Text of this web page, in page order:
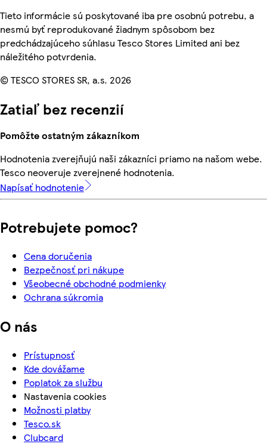
Tieto informácie sú poskytované iba pre osobnú potrebu, a
nesmú byť reprodukované žiadnym spôsobom bez
predchádzajúceho súhlasu Tesco Stores Limited ani bez
náležitého potvrdenia.
© TESCO STORES SR, a.s. 2026
Zatiaľ bez recenzií
Pomôžte ostatným zákazníkom
Hodnotenia zverejňujú naši zákazníci priamo na našom webe.
Tesco neoveruje zverejnené hodnotenia.
Napísať hodnotenie
Potrebujete pomoc?
Cena doručenia
Bezpečnosť pri nákupe
Všeobecné obchodné podmienky
Ochrana súkromia
O nás
Prístupnosť
Kde dovážame
Poplatok za službu
Nastavenia cookies
Možnosti platby
Tesco.sk
Clubcard